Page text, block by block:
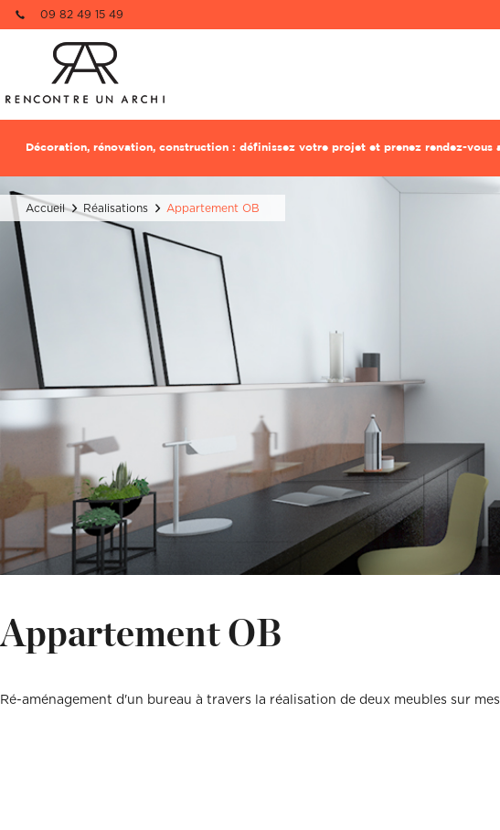
09 82 49 15 49
Décoration, rénovation, construction : définissez votre projet et prenez rendez-vous
Accueil Réalisations Appartement OB
Appartement OB
Ré-aménagement d'un bureau à travers la réalisation de deux meubles sur
Nom
Téléphone
Vous êtes un client
Mon budget total (€)
Nom
Téléphone
Vous êtes un client